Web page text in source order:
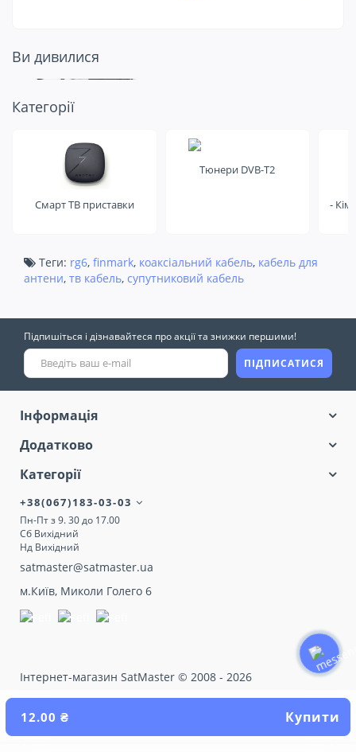
12.00 ₴ Купити
Ви дивилися
Подивіться ще
на це
Категорії
Смарт ТВ приставки
Тюнери DVB-T2
-
Теги: rg6, finmark, коаксіальний кабель, кабель для
антени, тв кабель, супутниковий кабель
Підпишіться і дізнавайтеся про акції та знижки першими!
ПІДПИСАТИСЯ
Інформація
Додатково
Категорії
+38(067)183-03-03
Пн-Пт з 9. 30 до 17.00
Сб Вихідний
Нд Вихідний
satmaster@satmaster.ua
м.Київ, Миколи Голего 6
Інтернет-магазин SatMaster © 2008 - 2026